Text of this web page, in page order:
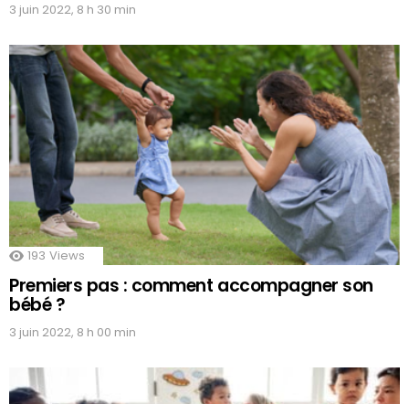
3 juin 2022, 8 h 30 min
193 Views
Premiers pas : comment accompagner son
bébé ?
3 juin 2022, 8 h 00 min